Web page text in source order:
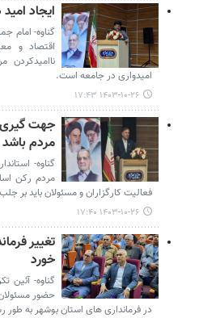
ایجاد
گناوه- امام
اقتصاد و
امیدواری در جامعه است.
۱۴۰۳-۱۰-۲۶ ۱۷:۴۳
جهت گیری
مردم باشد
گناوه-
مردم رکن
فعالیت کارگزاران و مسئولان باید بر
۱۴۰۳-۱۰-۲۶ ۱۷:۴۰
تغییر
خورد
گناوه- آئین
حضور مسئولان
در فرمانداری های استان بوشهر به